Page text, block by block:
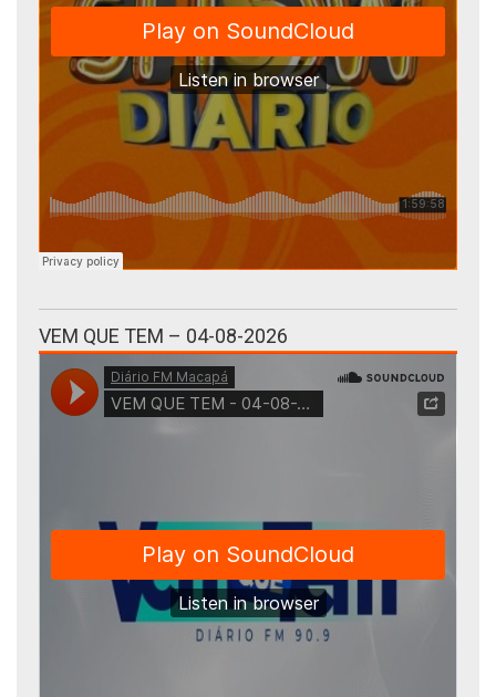
VEM QUE TEM – 04-08-2026